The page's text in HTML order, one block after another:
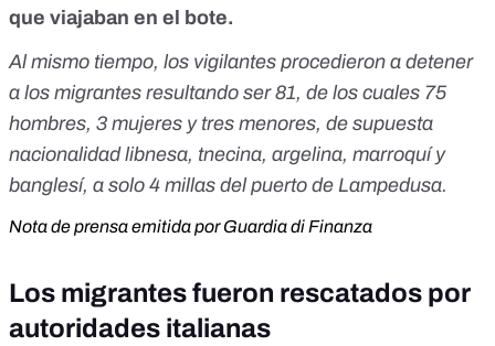
que viajaban en el bote.
Al mismo tiempo, los vigilantes procedieron a detener
a los migrantes resultando ser 81, de los cuales 75
hombres, 3 mujeres y tres menores, de supuesta
nacionalidad libnesa, tnecina, argelina, marroquí y
banglesí, a solo 4 millas del puerto de Lampedusa.
Nota de prensa emitida por Guardia di Finanza
Los migrantes fueron rescatados por
autoridades italianas